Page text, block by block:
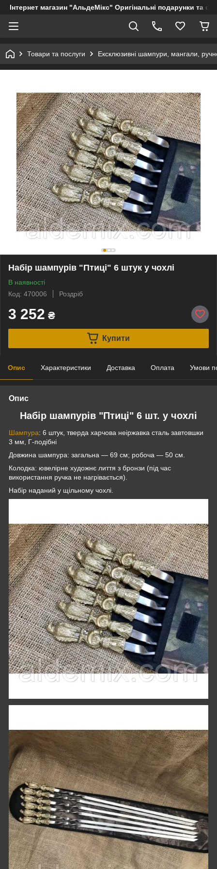
Інтернет магазин "АльдеМікс" Оригінальні подарунки та
Товари та послуги Ексклюзивні шампури, мангали,
Набір шампурів "Птиці" 6 штук у чохлі
В наявності
Код: 470006
Роздріб
3 252 ₴
Купити
Опис Характеристики Доставка Оплата Умови
Опис
Набір шампурів "Птиці" 6 шт. у чохлі
Шампура: 6 штук, тверда харчова неіржавка сталь завтовшки
3 мм, Г-подібні
Довжина шампура: загальна — 69 см; робоча — 50 см.
Колодка: ювелірне художнє лиття з бронзи (під час
використання ручка не нагрівається).
Набір наданий у щільному чохлі.